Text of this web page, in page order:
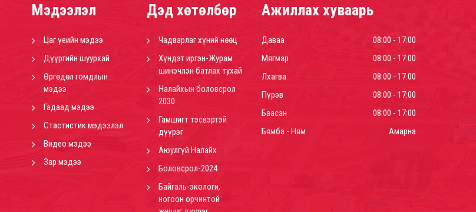
Мэдээлэл
Цаг үеийн мэдээ
Дүүргийн шуурхай
Өргөдөл гомдлын
мэдээ
Гадаад мэдээ
Стастистик мэдээлэл
Видео мэдээ
Зар мэдээ
Дэд хөтөлбөр
Чадварлаг хүний нөөц
Хүндэт иргэн-Журам
шинэчлэн батлах тухай
Налайхын боловсрол
2030
Гамшигт тэсвэртэй
дүүрэг
Аюулгүй Налайх
Боловсрол-2024
Байгаль-экологи,
ногоон орчинтой
Ажиллах хуваарь
Даваа
08:00 - 17:00
Мягмар
08:00 - 17:00
Лхагва
08:00 - 17:00
Пүрэв
08:00 - 17:00
Баасан
08:00 - 17:00
Бямба - Ням
Амарна